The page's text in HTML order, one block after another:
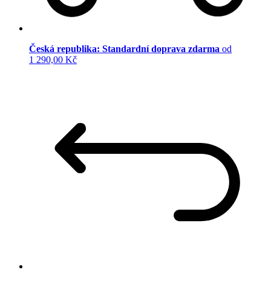
Česká republika: Standardní doprava zdarma od
1 290,00 Kč